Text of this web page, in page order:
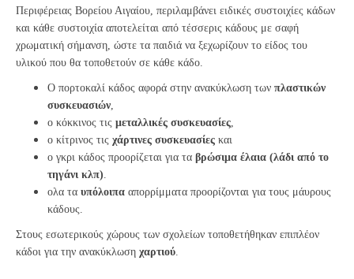
Περιφέρειας Βορείου Αιγαίου, περιλαμβάνει ειδικές συστοιχίες κάδων
και κάθε συστοιχία αποτελείται από τέσσερις κάδους με σαφή
χρωματική σήμανση, ώστε τα παιδιά να ξεχωρίζουν το είδος του
υλικού που θα τοποθετούν σε κάθε κάδο.
Ο πορτοκαλί κάδος αφορά στην ανακύκλωση των πλαστικών
συσκευασιών,
ο κόκκινος τις μεταλλικές συσκευασίες,
ο κίτρινος τις χάρτινες συσκευασίες και
ο γκρι κάδος προορίζεται για τα βρώσιμα έλαια (λάδι από το
τηγάνι κλπ).
ολα τα υπόλοιπα απορρίμματα προορίζονται για τους μάυρους
κάδους.
Στους εσωτερικούς χώρους των σχολείων τοποθετήθηκαν επιπλέον
κάδοι για την ανακύκλωση χαρτιού.